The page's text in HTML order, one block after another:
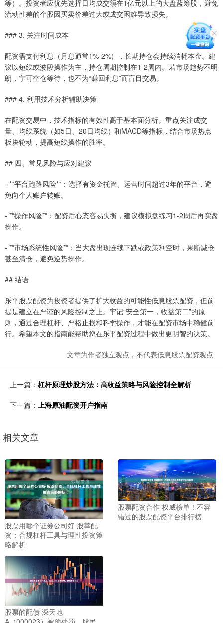
等）。投资者应优先选择日均成交额在1亿元以上的大盘蓝筹股，避免
流动性差的个股因买卖价差过大或成交困难导致损失。
### 3. 关注时间成本
配资需支付利息（月息通常1%-2%），长期持仓会持续消耗本金。建
议以短线或波段操作为主，持仓周期控制在1-2周内。若市场趋势不明
朗，宁可空仓等待，也不为“赚回利息”而盲目交易。
### 4. 利用技术分析辅助决策
在配资交易中，技术指标的有效性高于基本面分析。重点关注成交
量、均线系统（如5日、20日均线）和MACD等指标，结合市场热点
板块轮动，提高短线操作的胜率。
## 四、常见风险与应对建议
- **平台跑路风险**：选择有资金托管、运营时间超过3年的平台，避
免向个人账户转账。
- **操作风险**：配资后心态容易失衡，建议模拟盘练习1-2周后再实盘
操作。
- **市场系统性风险**：当大盘出现连续下跌或政策利空时，果断减仓
甚至清仓，避免逆势操作。
## 结语
乐平股票配资为投资者提供了扩大收益的可能性低息股票配资，但前
提是建立在严谨的风险控制之上。牢记“安全第一，收益第二”的原
则，通过合理杠杆、严格止损和科学操作，才能在配资市场中稳健前
行。希望本文的指南能帮助您在乐平配资过程中做出更明智的决策。
文章为作者独立观点，不代表低息股票配资观点
上一篇： 杠杆原理炒股方法：高收益策略与风险控制全解析
下一篇： 上海原油配资开户指南
相关文章
股票用哪个证券公司好 股莘配
资：合规杠杆工具与理性投资策
略解析
股票配资合作 权威榜单！不容
错过的股票配资平台排行榜
股票的配债 深天地
A（000023）被预处罚，股民